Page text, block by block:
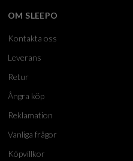
OM SLEEPO
Kontakta oss
Leverans
Retur
Ångra köp
Reklamation
Vanliga frågor
Köpvillkor